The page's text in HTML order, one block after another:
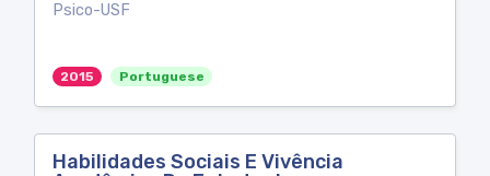
Psico-USF
2015 Portuguese
Habilidades Sociais E Vivência